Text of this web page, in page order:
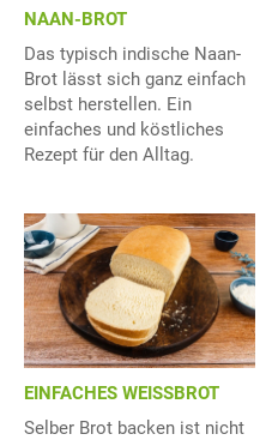
NAAN-BROT
Das typisch indische Naan-
Brot lässt sich ganz einfach
selbst herstellen. Ein
einfaches und köstliches
Rezept für den Alltag.
EINFACHES WEISSBROT
Selber Brot backen ist nicht